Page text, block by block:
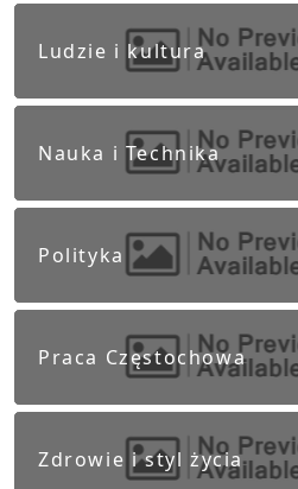
Ludzie i kultura
Nauka i Technika
Polityka
Praca Częstochowa
Zdrowie i styl życia